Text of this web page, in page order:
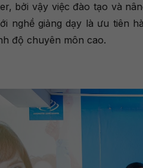
bởi vậy việc đào tạo và
nghề giảng dạy là ưu tiên
độ chuyên môn cao.